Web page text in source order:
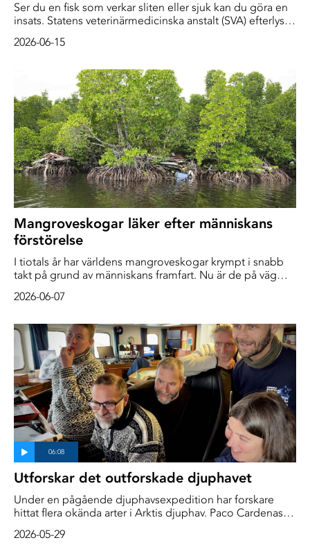
Ser du en fisk som verkar sliten eller sjuk kan du göra en
insats. Statens veterinärmedicinska anstalt (SVA) efterlyser
från allmänheten är oerhört viktiga, säger biträdande
2026-06-15
Mangroveskogar läker efter människans
förstörelse
I tiotals år har världens mangroveskogar krympt i snabb
takt på grund av människans framfart. Nu är de på väg
skyddsinsatser har skogarna börjat läka sig själva.
2026-06-07
Utforskar det outforskade djuphavet
Under en pågående djuphavsexpedition har forskare
hittat flera okända arter i Arktis djuphav. Paco Cardenas är
och har på bara några dagar hittat åtminstone tre arter
2026-05-29